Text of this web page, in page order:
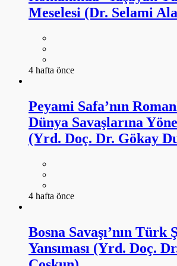
Peyami Safa’nın
Dünya Savaşlarına
(Yrd. Doç. Dr. Gökay
4 hafta önce
Bosna Savaşı’nın Türk
Yansıması (Yrd. Doç.
Coşkun)
4 hafta önce